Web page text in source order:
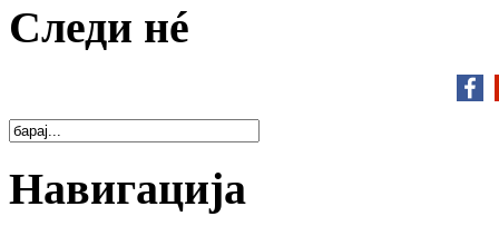
Следи нé
Навигација